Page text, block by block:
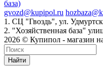
база)
gvozd@kupipol.ru
1. СЦ "Гвоздь", ул.
2. "Хозяйственная база"
2026 © Купипол - магазин
Найти